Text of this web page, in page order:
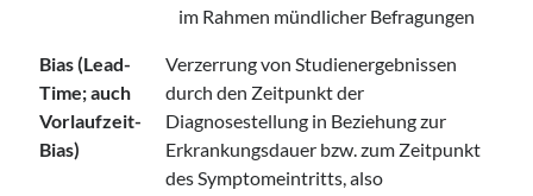
im Rahmen mündlicher Befragungen
Bias (Lead-
Time; auch
Vorlaufzeit-
Bias)
Verzerrung von Studienergebnissen
durch den Zeitpunkt der
Diagnosestellung in Beziehung zur
Erkrankungsdauer bzw. zum Zeitpunkt
des Symptomeintritts, also